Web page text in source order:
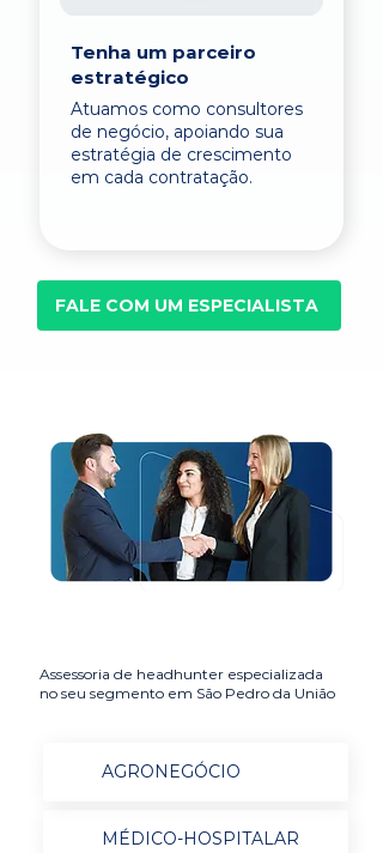
Tenha um parceiro
estratégico
Atuamos como consultores
de negócio, apoiando sua
estratégia de crescimento
em cada contratação.
FALE COM UM ESPECIALISTA
Assessoria de headhunter especializada
no seu segmento em São Pedro da União
AGRONEGÓCIO
MÉDICO-HOSPITALAR